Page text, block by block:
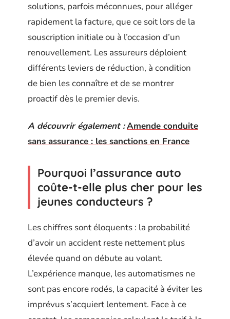
solutions, parfois méconnues, pour alléger
rapidement la facture, que ce soit lors de la
souscription initiale ou à l’occasion d’un
renouvellement. Les assureurs déploient
différents leviers de réduction, à condition
de bien les connaître et de se montrer
proactif dès le premier devis.
A découvrir également :Amende conduite
sans assurance : les sanctions en France
Pourquoi l’assurance auto
coûte-t-elle plus cher pour les
jeunes conducteurs ?
Les chiffres sont éloquents : la probabilité
d’avoir un accident reste nettement plus
élevée quand on débute au volant.
L’expérience manque, les automatismes ne
sont pas encore rodés, la capacité à éviter les
imprévus s’acquiert lentement. Face à ce